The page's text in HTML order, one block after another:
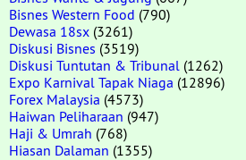
Bisnes Western Food (790)
Dewasa 18sx (3261)
Diskusi Bisnes (3519)
Diskusi Tuntutan & Tribunal (1262)
Expo Karnival Tapak Niaga (12896)
Forex Malaysia (4573)
Haiwan Peliharaan (947)
Haji & Umrah (768)
Hiasan Dalaman (1355)